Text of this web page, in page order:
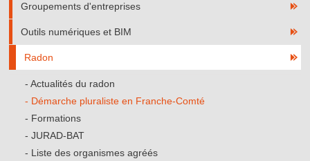
Groupements d'entreprises
Outils numériques et BIM
Radon
Actualités du radon
Démarche pluraliste en Franche-Comté
Formations
JURAD-BAT
Liste des organismes agréés